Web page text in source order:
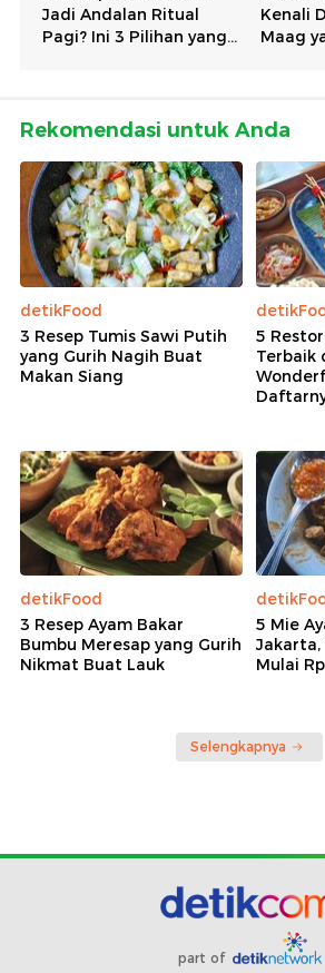
Rekomendasi untuk Anda
detikFood
3 Resep Tumis Sawi Putih
yang Gurih Nagih Buat
Makan Siang
5
Terbaik
detikFood
3 Resep Ayam Bakar
Bumbu Meresap yang Gurih
Nikmat Buat Lauk
5 Mie
Jakarta,
Mulai
Selengkapnya
part of